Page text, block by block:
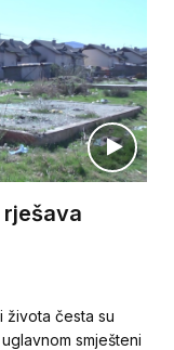
rješava
života česta su
smješteni